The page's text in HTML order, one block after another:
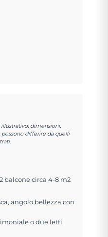
dimensioni,
differire da quelli
balcone circa 4-8 m2
angolo bellezza con
o due letti